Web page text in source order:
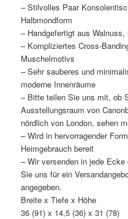
– Stilvolles Paar
Halbmondform
– Handgefertigt aus
– Kompliziertes Cross-
Muschelmotivs
– Sehr sauberes und
moderne Innenräume
– Bitte teilen Sie uns mit, ob
Ausstellungsraum von
nördlich von London, sehen
– Wird in hervorragender
Heimgebrauch bereit
– Wir versenden in jede
Sie uns für ein
angegeben.
Breite x Tiefe x Höhe
36 (91) x 14,5 (36) x 31 (78)